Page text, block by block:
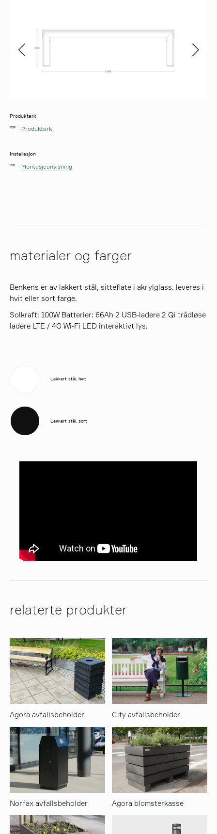
Produktark
PDF Produktark
Installasjon
PDF Montasjeanvisning
materialer og farger
Benkens er av lakkert stål, sitteflate i akrylglass. leveres i
hvit eller sort farge.
Solkraft: 100W Batterier: 66Ah 2 USB-ladere 2 Qi trådløse
ladere LTE / 4G Wi-Fi LED interaktivt lys.
Lakkert stål, hvit
Lakkert stål, sort
relaterte produkter
Agora avfallsbeholder City avfallsbeholder
Norfax avfallsbeholder Agora blomsterkasse